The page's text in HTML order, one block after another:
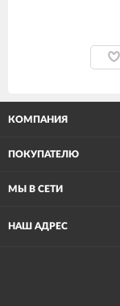
КОМПАНИЯ
ПОКУПАТЕЛЮ
МЫ В СЕТИ
НАШ АДРЕС